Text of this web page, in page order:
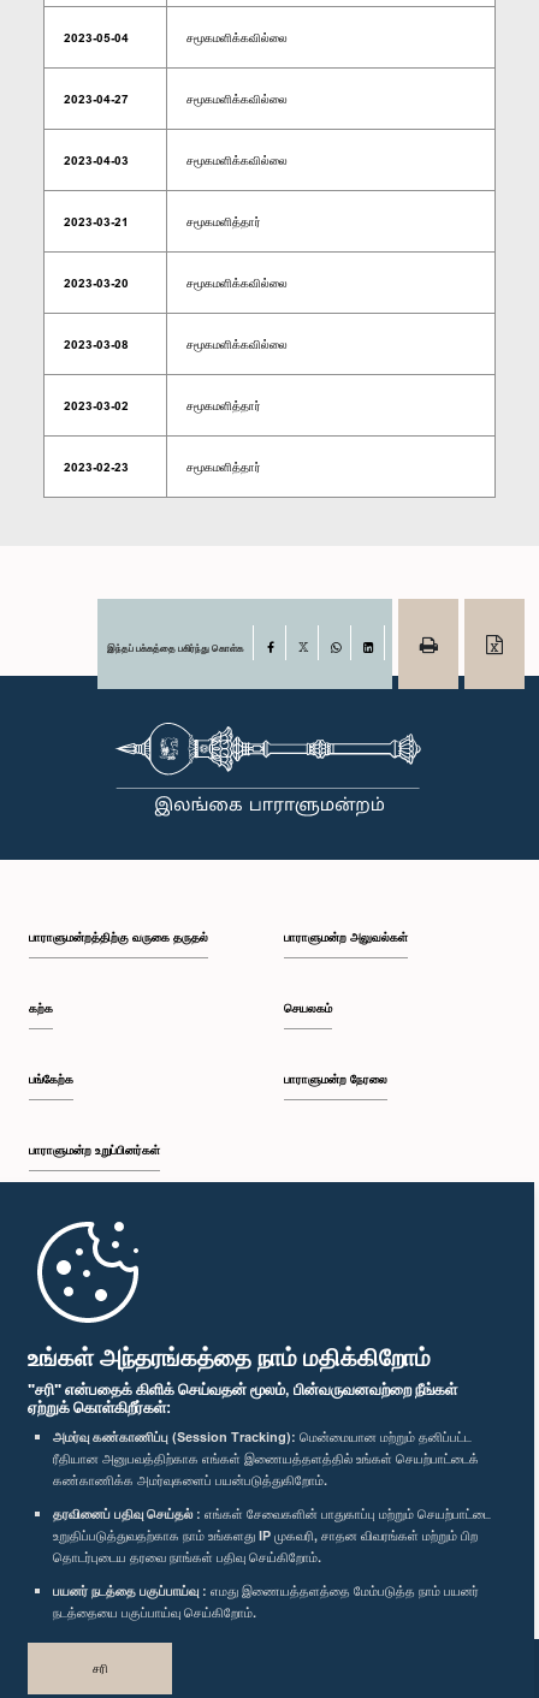
உங்கள் அந்தரங்கத்தை நாம் மதிக்கிறோம்
"சரி" என்பதைக் கிளிக் செய்வதன் மூலம், பின்வருவனவற்றை நீங்கள்
ஏற்றுக் கொள்கிறீர்கள்:
அமர்வு கண்காணிப்பு (Session Tracking): மென்மையான மற்றும் தனிப்பட்ட
ரீதியான அனுபவத்திற்காக எங்கள் இணையத்தளத்தில் உங்கள் செயற்பாட்டைக்
கண்காணிக்க அமர்வுகளைப் பயன்படுத்துகிறோம்.
தரவினைப் பதிவு செய்தல் : எங்கள் சேவைகளின் பாதுகாப்பு மற்றும் செயற்பாட்டை
உறுதிப்படுத்துவதற்காக நாம் உங்களது IP முகவரி, சாதன விவரங்கள் மற்றும் பிற
தொடர்புடைய தரவை நாங்கள் பதிவு செய்கிறோம்.
பயனர் நடத்தை பகுப்பாய்வு : எமது இணையத்தளத்தை மேம்படுத்த நாம் பயனர்
நடத்தையை பகுப்பாய்வு செய்கிறோம்.
சரி
2023-05-04 சமூகமளிக்கவில்லை
2023-04-27 சமூகமளிக்கவில்லை
2023-04-03 சமூகமளிக்கவில்லை
2023-03-21 சமூகமளித்தார்
2023-03-20 சமூகமளிக்கவில்லை
2023-03-08 சமூகமளிக்கவில்லை
2023-03-02 சமூகமளித்தார்
2023-02-23 சமூகமளித்தார்
இந்தப் பக்கத்தை பகிர்ந்து கொள்க Facebook
பாராளுமன்றத்திற்கு வருகை தருதல்
கற்க
பங்கேற்க
பாராளுமன்ற உறுப்பினர்கள்
முதற்பக்கம்
பாராளுமன்ற அலுவல்கள்
செயலகம்
பாராளுமன்ற நேரலை
பாராளுமன்ற கையடக்க செயலி
எம்மை பின்தொடர்க :
விருதுகள்
தனியுரிமைக் கொள்கை